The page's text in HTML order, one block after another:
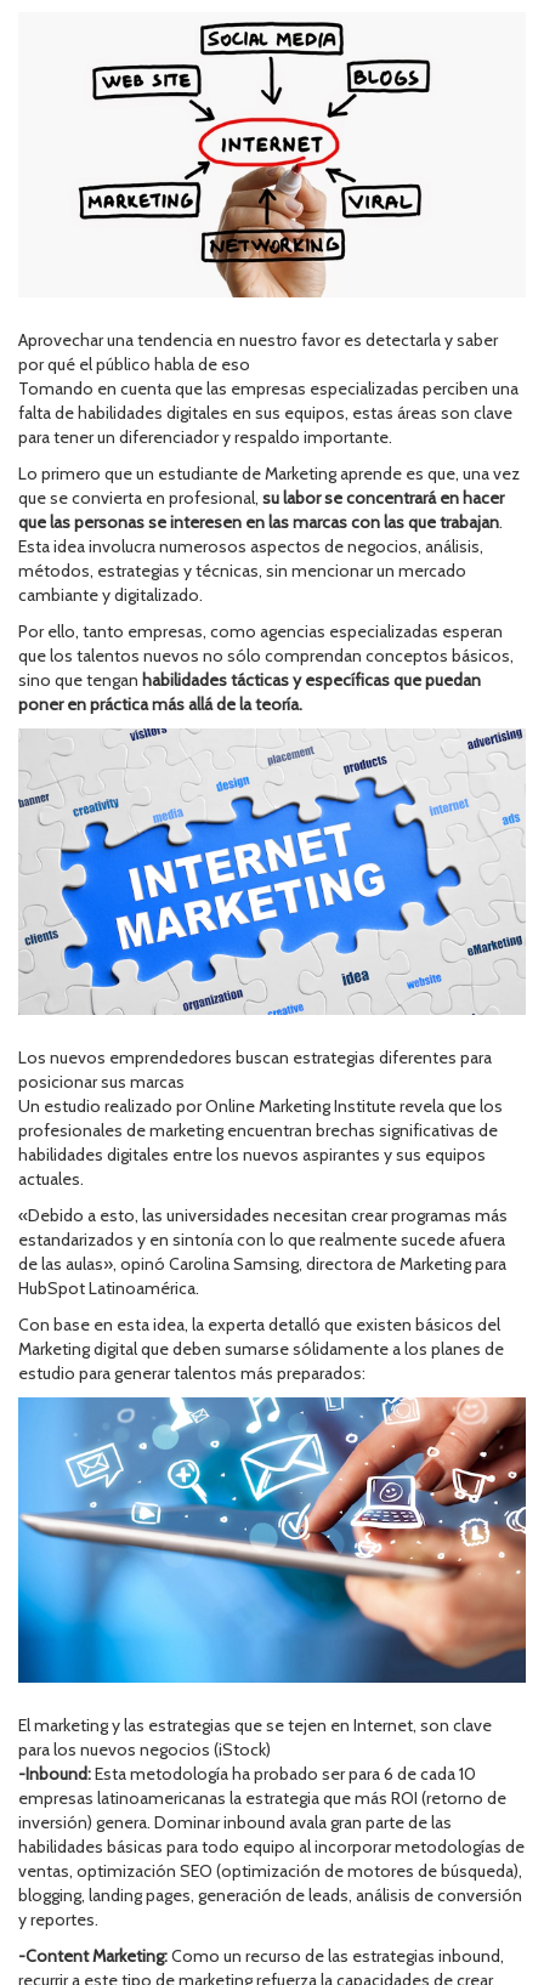
Aprovechar una tendencia en nuestro favor es detectarla y saber
por qué el público habla de eso
Tomando en cuenta que las empresas especializadas perciben una
falta de habilidades digitales en sus equipos, estas áreas son clave
para tener un diferenciador y respaldo importante.
Lo primero que un estudiante de Marketing aprende es que, una vez
que se convierta en profesional, su labor se concentrará en hacer
que las personas se interesen en las marcas con las que trabajan.
Esta idea involucra numerosos aspectos de negocios, análisis,
métodos, estrategias y técnicas, sin mencionar un mercado
cambiante y digitalizado.
Por ello, tanto empresas, como agencias especializadas esperan
que los talentos nuevos no sólo comprendan conceptos básicos,
sino que tengan habilidades tácticas y específicas que puedan
poner en práctica más allá de la teoría.
Los nuevos emprendedores buscan estrategias diferentes para
posicionar sus marcas
Un estudio realizado por Online Marketing Institute revela que los
profesionales de marketing encuentran brechas significativas de
habilidades digitales entre los nuevos aspirantes y sus equipos
actuales.
«Debido a esto, las universidades necesitan crear programas más
estandarizados y en sintonía con lo que realmente sucede afuera
de las aulas», opinó Carolina Samsing, directora de Marketing para
HubSpot Latinoamérica.
Con base en esta idea, la experta detalló que existen básicos del
Marketing digital que deben sumarse sólidamente a los planes de
estudio para generar talentos más preparados:
El marketing y las estrategias que se tejen en Internet, son clave
para los nuevos negocios (iStock)
-Inbound:Esta metodología ha probado ser para 6 de cada 10
empresas latinoamericanas la estrategia que más ROI (retorno de
inversión) genera. Dominar inbound avala gran parte de las
habilidades básicas para todo equipo al incorporar metodologías de
ventas, optimización SEO (optimización de motores de búsqueda),
blogging, landing pages, generación de leads, análisis de conversión
y reportes.
-Content Marketing:Como un recurso de las estrategias inbound,
recurrir a este tipo de marketing refuerza la capacidades de crear